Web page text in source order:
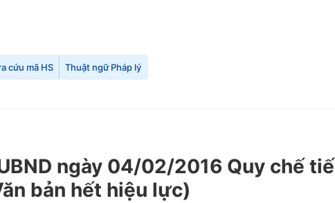
cứu mã HS Thuật ngữ Pháp lý
ngày 04/02/2016 Quy chế
bản hết hiệu lực)